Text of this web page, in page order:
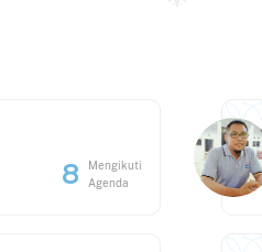
8
Mengikuti
Agenda